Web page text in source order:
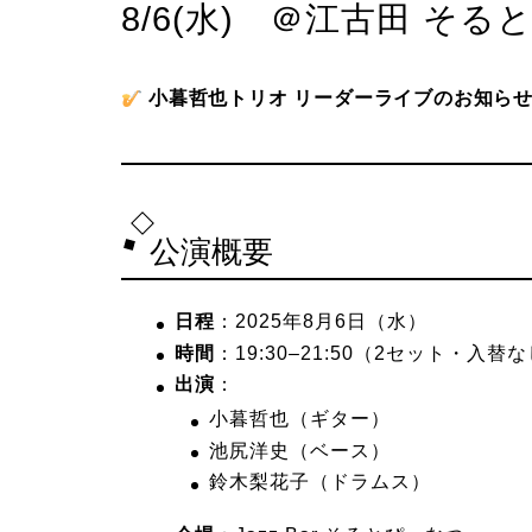
8/6(水) ＠江古田 そる
小暮哲也トリオ リーダーライブのお知らせ
公演概要
日程 ：2025年8月6日（水）
時間 ：19:30–21:50（2セット・入替な
出演 ：
小暮哲也（ギター）
池尻洋史（ベース）
鈴木梨花子（ドラムス）